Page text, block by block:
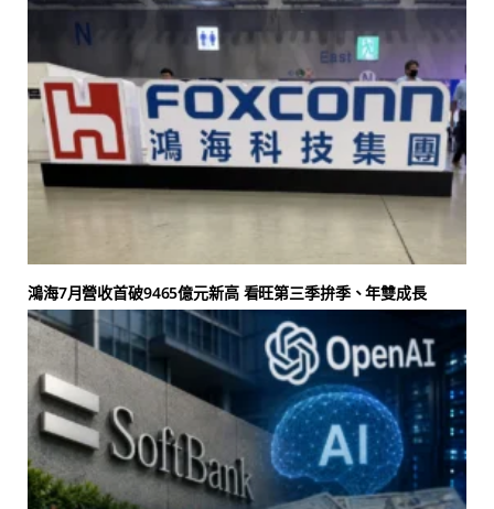
鴻海7月營收首破9465億元新高 看旺第三季拚季、年雙成長